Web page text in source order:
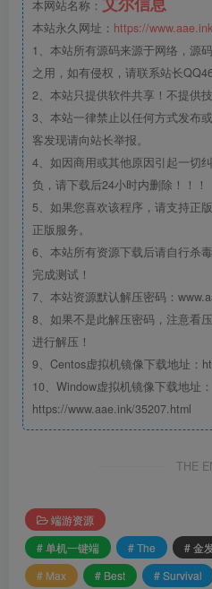
本网站名称：
本站永久网址： https://www.aae.ink
1、本站所有源码来源于网络，源
之用，如有侵权，请联系站长
2、本站只提供软件共享！不提供
3、本站一律禁止以任何方式发布
客发现请向站长举报。
4、如因商用或其他原因引起一切
负，请下载后24小时内删除！！！
5、如果您喜欢该程序，请支持正
正版服务。
6、本站所有资源下载后请自行杀
完成测试！
7、本站资源默认解压密码：
8、如果不是此解压密码，注意看
进行解压！
9、Centos虚拟机镜像下载地址：
10、Window虚拟机镜像下载地址：
https://www.aae.ink/35207.html
THE
端游资源
# 单机一键端
# The # 金
# Max
# Best # Survival